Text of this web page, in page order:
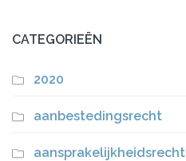
CATEGORIEËN
2020
aanbestedingsrecht
aansprakelijkheidsrecht